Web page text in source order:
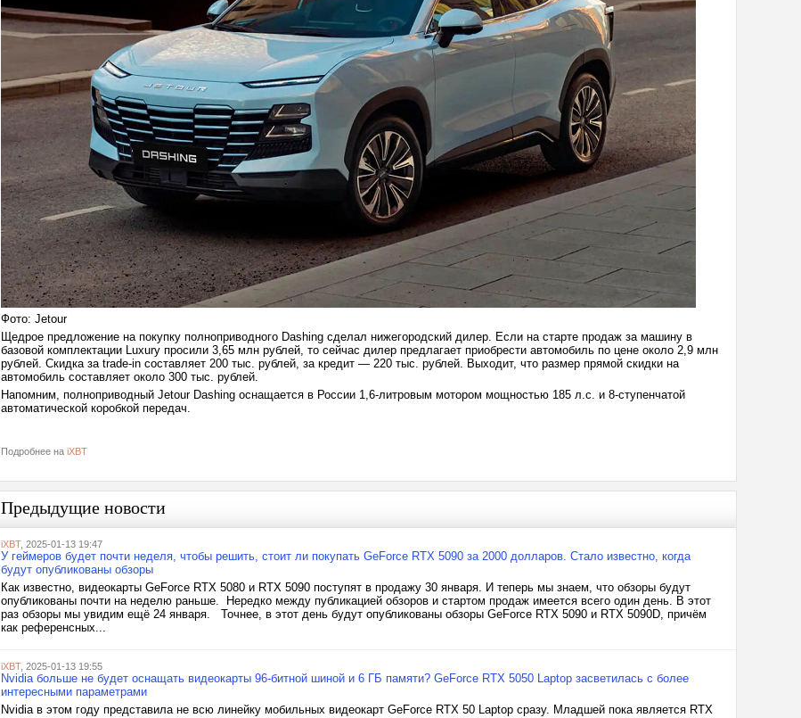
Фото: Jetour
Щедрое предложение на покупку полноприводного Dashing сделал нижегородский дилер. Если на старте продаж за машину в
базовой комплектации Luxury просили 3,65 млн рублей, то сейчас дилер предлагает приобрести автомобиль по цене около 2,9 млн
рублей. Скидка за trade-in составляет 200 тыс. рублей, за кредит — 220 тыс. рублей. Выходит, что размер прямой скидки на
автомобиль составляет около 300 тыс. рублей.
Напомним, полноприводный Jetour Dashing оснащается в России 1,6-литровым мотором мощностью 185 л.с. и 8-ступенчатой
автоматической коробкой передач.
Подробнее на iXBT
Предыдущие новости
iXBT, 2025-01-13 19:47
У геймеров будет почти неделя, чтобы решить, стоит ли покупать GeForce RTX 5090 за 2000 долларов. Стало известно, когда
будут опубликованы обзоры
Как известно, видеокарты GeForce RTX 5080 и RTX 5090 поступят в продажу 30 января. И теперь мы знаем, что обзоры будут
опубликованы почти на неделю раньше. Нередко между публикацией обзоров и стартом продаж имеется всего один день. В этот
раз обзоры мы увидим ещё 24 января. Точнее, в этот день будут опубликованы обзоры GeForce RTX 5090 и RTX 5090D, причём
как референсных...
iXBT, 2025-01-13 19:55
Nvidia больше не будет оснащать видеокарты 96-битной шиной и 6 ГБ памяти? GeForce RTX 5050 Laptop засветилась с более
интересными параметрами
Nvidia в этом году представила не всю линейку мобильных видеокарт GeForce RTX 50 Laptop сразу. Младшей пока является RTX